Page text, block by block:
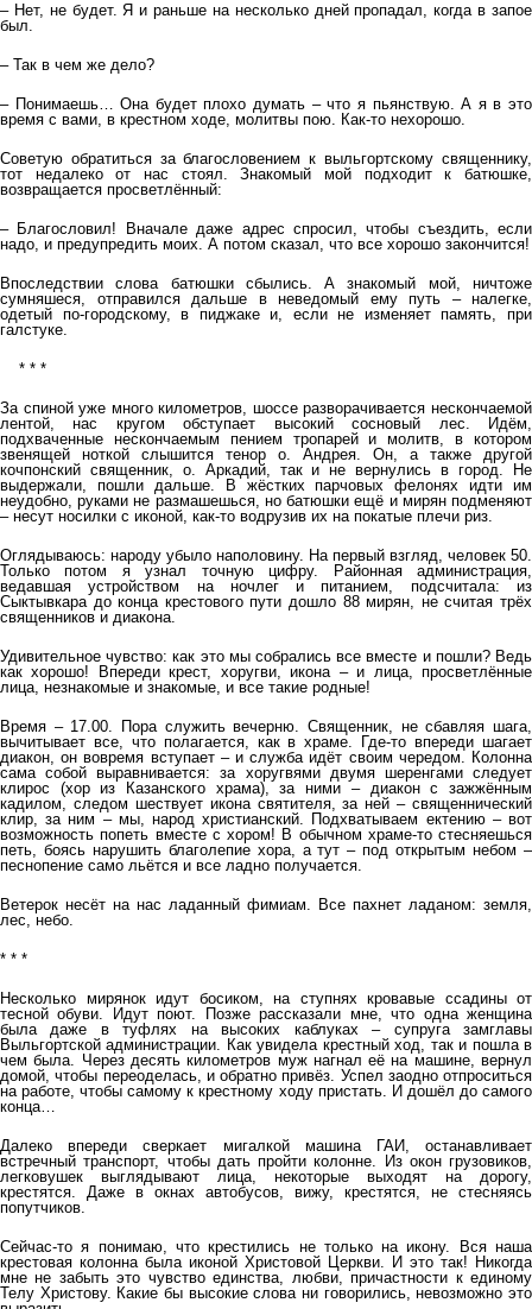
– Нет, не будет. Я и раньше на несколько дней пропадал, когда в запое
был.
– Так в чем же дело?
– Понимаешь… Она будет плохо думать – что я пьянствую. А я в это
время с вами, в крестном ходе, молитвы пою. Как-то нехорошо.
Советую обратиться за благословением к выльгортскому священнику,
тот недалеко от нас стоял. Знакомый мой подходит к батюшке,
возвращается просветлённый:
– Благословил! Вначале даже адрес спросил, чтобы съездить, если
надо, и предупредить моих. А потом сказал, что все хорошо закончится!
Впоследствии слова батюшки сбылись. А знакомый мой, ничтоже
сумняшеся, отправился дальше в неведомый ему путь – налегке,
одетый по-городскому, в пиджаке и, если не изменяет память, при
галстуке.
* * *
За спиной уже много километров, шоссе разворачивается нескончаемой
лентой, нас кругом обступает высокий сосновый лес. Идём,
подхваченные нескончаемым пением тропарей и молитв, в котором
звенящей ноткой слышится тенор о. Андрея. Он, а также другой
кочпонский священник, о. Аркадий, так и не вернулись в город. Не
выдержали, пошли дальше. В жёстких парчовых фелонях идти им
неудобно, руками не размашешься, но батюшки ещё и мирян подменяют
– несут носилки с иконой, как-то водрузив их на покатые плечи риз.
Оглядываюсь: народу убыло наполовину. На первый взгляд, человек 50.
Только потом я узнал точную цифру. Районная администрация,
ведавшая устройством на ночлег и питанием, подсчитала: из
Сыктывкара до конца крестового пути дошло 88 мирян, не считая трёх
священников и диакона.
Удивительное чувство: как это мы собрались все вместе и пошли? Ведь
как хорошо! Впереди крест, хоругви, икона – и лица, просветлённые
лица, незнакомые и знакомые, и все такие родные!
Время – 17.00. Пора служить вечерню. Священник, не сбавляя шага,
вычитывает все, что полагается, как в храме. Где-то впереди шагает
диакон, он вовремя вступает – и служба идёт своим чередом. Колонна
сама собой выравнивается: за хоругвями двумя шеренгами следует
клирос (хор из Казанского храма), за ними – диакон с зажжённым
кадилом, следом шествует икона святителя, за ней – священнический
клир, за ним – мы, народ христианский. Подхватываем ектению – вот
возможность попеть вместе с хором! В обычном храме-то стесняешься
петь, боясь нарушить благолепие хора, а тут – под открытым небом –
песнопение само льётся и все ладно получается.
Ветерок несёт на нас ладанный фимиам. Все пахнет ладаном: земля,
лес, небо.
* * *
Несколько мирянок идут босиком, на ступнях кровавые ссадины от
тесной обуви. Идут поют. Позже рассказали мне, что одна женщина
была даже в туфлях на высоких каблуках – супруга замглавы
Выльгортской администрации. Как увидела крестный ход, так и пошла в
чем была. Через десять километров муж нагнал её на машине, вернул
домой, чтобы переоделась, и обратно привёз. Успел заодно отпроситься
на работе, чтобы самому к крестному ходу пристать. И дошёл до самого
конца…
Далеко впереди сверкает мигалкой машина ГАИ, останавливает
встречный транспорт, чтобы дать пройти колонне. Из окон грузовиков,
легковушек выглядывают лица, некоторые выходят на дорогу,
крестятся. Даже в окнах автобусов, вижу, крестятся, не стесняясь
попутчиков.
Сейчас-то я понимаю, что крестились не только на икону. Вся наша
крестовая колонна была иконой Христовой Церкви. И это так! Никогда
мне не забыть это чувство единства, любви, причастности к единому
Телу Христову. Какие бы высокие слова ни говорились, невозможно это